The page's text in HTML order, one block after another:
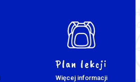
Plan lekcji
Więcej informacji